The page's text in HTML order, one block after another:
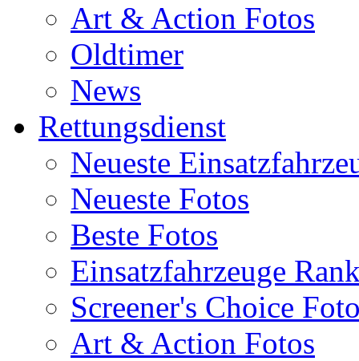
Art & Action Fotos
Oldtimer
News
Rettungsdienst
Neueste
Neueste Fotos
Beste Fotos
Einsatzfahrzeuge
Screener's Choice
Art & Action Fotos